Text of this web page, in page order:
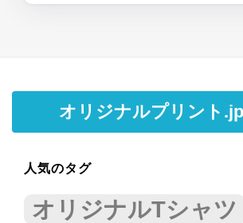
オリジナルプリント
人気のタグ
オリジナルTシャツ